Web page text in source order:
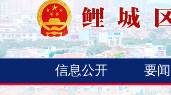
信息公开 要闻